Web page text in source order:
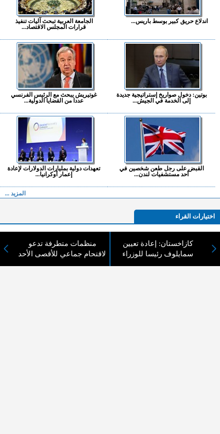
اندلاع حريق كبير بوسط باريس...
الجامعة العربية تبحث آليات تنفيذ
قرارات المجلس الاقتصاد...
بوتين: دخول صواريخ إستراتيجية جديدة
إلى الخدمة في الجيش...
غوتيريش يبحث مع الرئيس الفرنسي
عددا من القضايا الدولية...
القبض على رجل طعن شخصين في
أحد مستشفيات لندن...
تعهدات دولية بمليارات الدولارات لإعادة
إعمار أوكرانيا...
المزيد ...
اختيارات القراء
لا يوجد مقالات
كازاخستان: إعادة تعيين
سمايلوف رئيسا للوزراء
منظمات متطرفة تدعو
لاقتحام جماعي للأقصى الأحد